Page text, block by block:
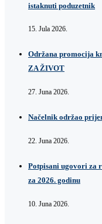
istaknuti poduzetnik
15. Jula 2026.
Održana promocija
ZA ŽIVOT
27. Juna 2026.
Načelnik održao
22. Juna 2026.
Potpisani ugovori za
za 2026. godinu
10. Juna 2026.